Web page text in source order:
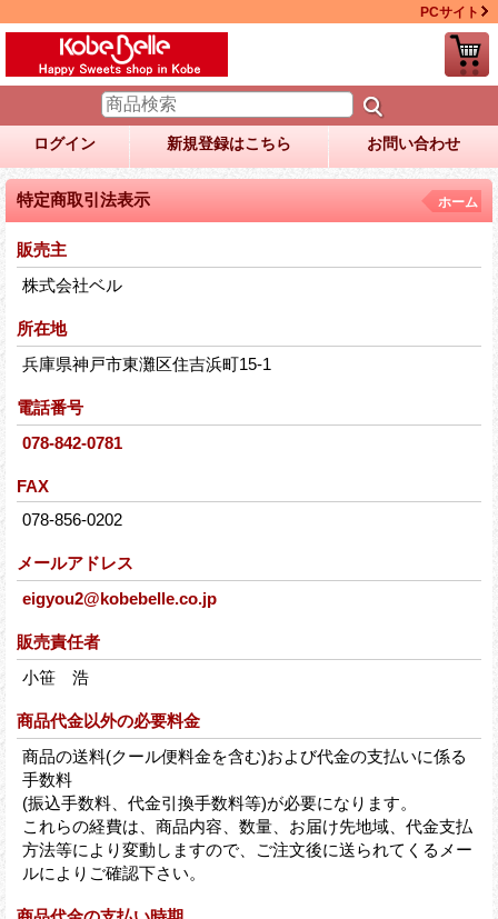
PCサイト
ログイン 新規登録はこちら お問い合わせ
特定商取引法表示 ホーム
販売主
株式会社ベル
所在地
兵庫県神戸市東灘区住吉浜町15-1
電話番号
078-842-0781
FAX
078-856-0202
メールアドレス
eigyou2@kobebelle.co.jp
販売責任者
小笹 浩
商品代金以外の必要料金
商品の送料(クール便料金を含む)および代金の支払いに係る
手数料
(振込手数料、代金引換手数料等)が必要になります。
これらの経費は、商品内容、数量、お届け先地域、代金支払
方法等により変動しますので、ご注文後に送られてくるメー
ルによりご確認下さい。